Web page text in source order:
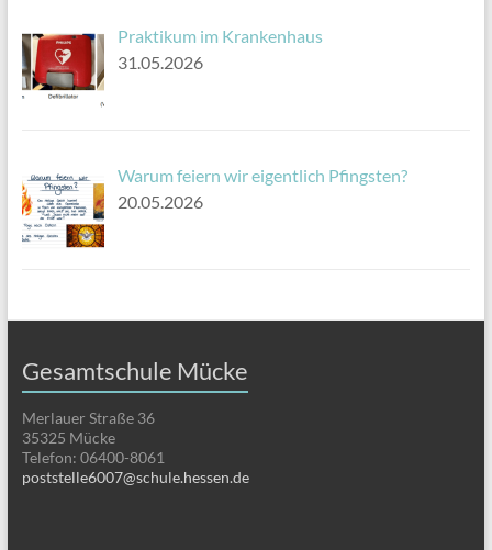
Praktikum im Krankenhaus
31.05.2026
Warum feiern wir eigentlich Pfingsten?
20.05.2026
Gesamtschule Mücke
Merlauer Straße 36
35325 Mücke
Telefon: 06400-8061
poststelle6007@schule.hessen.de